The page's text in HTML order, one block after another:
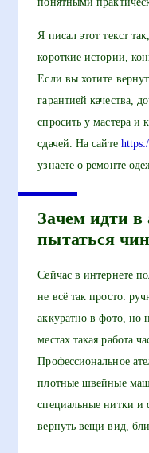
Я писал этот текст
короткие истории,
Если вы хотите
гарантией качества,
спросить у мастера и
сдачей. На сайте
узнаете о ремонте
Зачем идти в
пытаться
Сейчас в интернете
не всё так просто:
аккуратно в фото, но
местах такая работа
Профессиональное
плотные швейные
специальные нитки и
вернуть вещи вид,